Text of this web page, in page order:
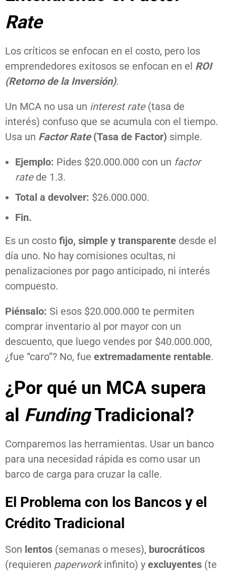
Rate
Los críticos se enfocan en el costo, pero los
emprendedores exitosos se enfocan en el ROI
(Retorno de la Inversión).
Un MCA no usa un interest rate(tasa de
interés) confuso que se acumula con el tiempo.
Usa un Factor Rate(Tasa de Factor) simple.
Ejemplo: Pides $20.000.000 con un factor
ratede 1.3.
Total a devolver: $26.000.000.
Fin.
Es un costo fijo, simple y transparente desde el
día uno. No hay comisiones ocultas, ni
penalizaciones por pago anticipado, ni interés
compuesto.
Piénsalo: Si esos $20.000.000 te permiten
comprar inventario al por mayor con un
descuento, que luego vendes por $40.000.000,
¿fue “caro”? No, fue extremadamente rentable.
¿Por qué un MCA supera
al FundingTradicional?
Comparemos las herramientas. Usar un banco
para una necesidad rápida es como usar un
barco de carga para cruzar la calle.
El Problema con los Bancos y el
Crédito Tradicional
Son lentos (semanas o meses), burocráticos
(requieren paperworkinfinito) y excluyentes (te